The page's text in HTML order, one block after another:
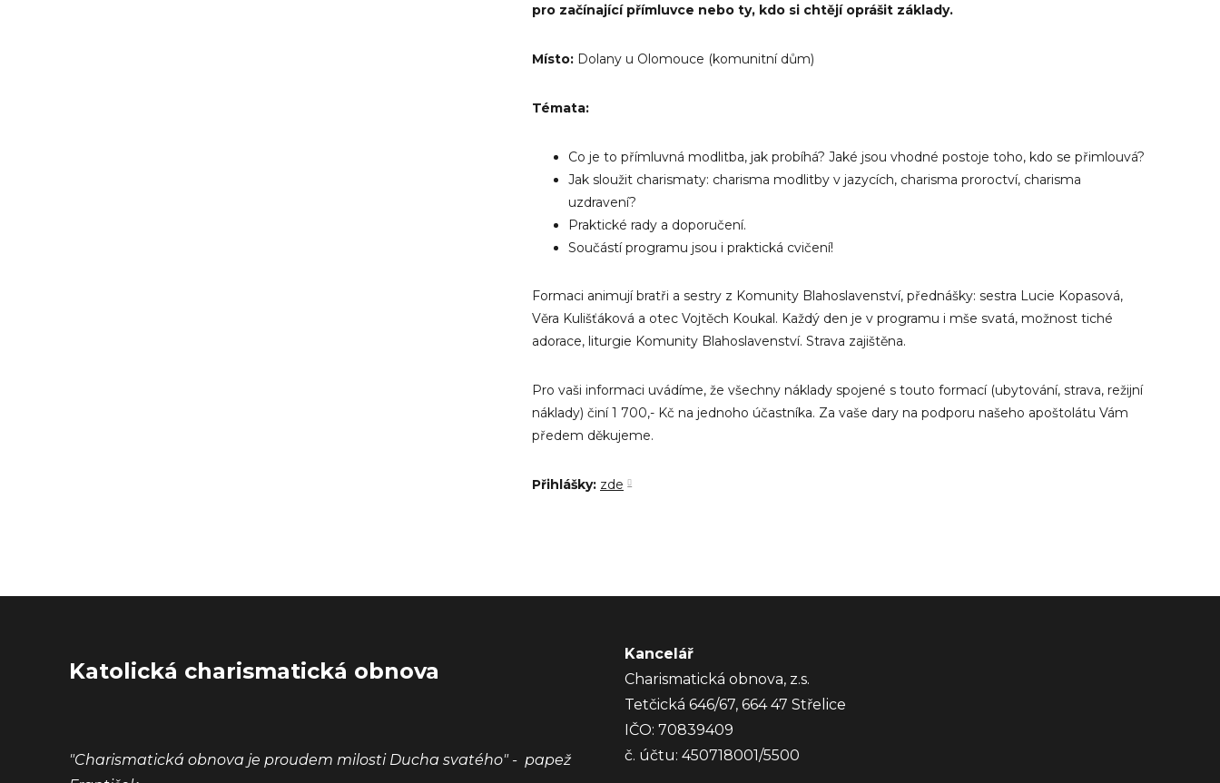
pro začínající přímluvce nebo ty, kdo si chtějí oprášit základy.
Místo: Dolany u Olomouce (komunitní dům)
Témata:
Co je to přímluvná modlitba, jak probíhá? Jaké jsou vhodné postoje toho, kdo se přimlouvá?
Jak sloužit charismaty: charisma modlitby v jazycích, charisma proroctví, charisma
uzdravení?
Praktické rady a doporučení.
Součástí programu jsou i praktická cvičení!
Formaci animují bratři a sestry z Komunity Blahoslavenství, přednášky: sestra Lucie Kopasová,
Věra Kulišťáková a otec Vojtěch Koukal. Každý den je v programu i mše svatá, možnost tiché
adorace, liturgie Komunity Blahoslavenství. Strava zajištěna.
Pro vaši informaci uvádíme, že všechny náklady spojené s touto formací (ubytování, strava, režijní
náklady) činí 1 700,- Kč na jednoho účastníka. Za vaše dary na podporu našeho apoštolátu Vám
předem děkujeme.
Přihlášky: zde
Katolická charismatická obnova
"Charismatická obnova je proudem milosti Ducha svatého" - papež
Kancelář
Charismatická obnova, z.s.
Tetčická 646/67, 664 47 Střelice
IČO: 70839409
č. účtu: 450718001/5500